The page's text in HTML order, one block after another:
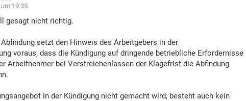
19:35
gesagt nicht richtig.
setzt den Hinweis des Arbeitgebers in der
voraus, dass die Kündigung auf dringende betriebliche Erfordernisse
Arbeitnehmer bei Verstreichenlassen der Klagefrist die Abfindung
in der Kündigung nicht gemacht wird, besteht auch kein